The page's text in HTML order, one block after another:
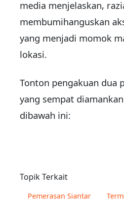
media menjelaskan,
membumihanguskan
yang menjadi momok
lokasi.
Tonton pengakuan dua
yang sempat
dibawah ini:
Topik Terkait
Pemerasan Siantar